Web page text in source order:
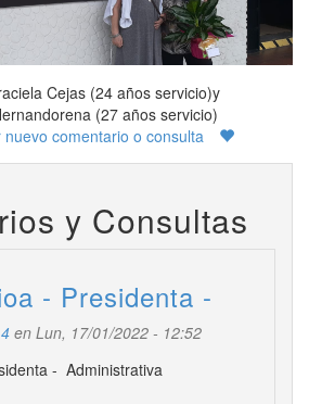
Cejas (24 años servicio)y
(27 años servicio)
nuevo comentario o consulta
y Consultas
- Presidenta -
en Lun, 17/01/2022 - 12:52
- Administrativa